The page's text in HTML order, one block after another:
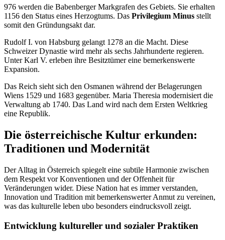
976 werden die Babenberger Markgrafen des Gebiets. Sie erhalten
1156 den Status eines Herzogtums. Das Privilegium Minus stellt
somit den Gründungsakt dar.
Rudolf I. von Habsburg gelangt 1278 an die Macht. Diese
Schweizer Dynastie wird mehr als sechs Jahrhunderte regieren.
Unter Karl V. erleben ihre Besitztümer eine bemerkenswerte
Expansion.
Das Reich sieht sich den Osmanen während der Belagerungen
Wiens 1529 und 1683 gegenüber. Maria Theresia modernisiert die
Verwaltung ab 1740. Das Land wird nach dem Ersten Weltkrieg
eine Republik.
Die österreichische Kultur erkunden:
Traditionen und Modernität
Der Alltag in Österreich spiegelt eine subtile Harmonie zwischen
dem Respekt vor Konventionen und der Offenheit für
Veränderungen wider. Diese Nation hat es immer verstanden,
Innovation und Tradition mit bemerkenswerter Anmut zu vereinen,
was das kulturelle leben ubo besonders eindrucksvoll zeigt.
Entwicklung kultureller und sozialer Praktiken